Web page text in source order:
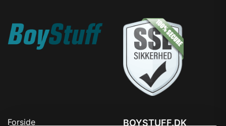
Forside BOYSTUFF.DK